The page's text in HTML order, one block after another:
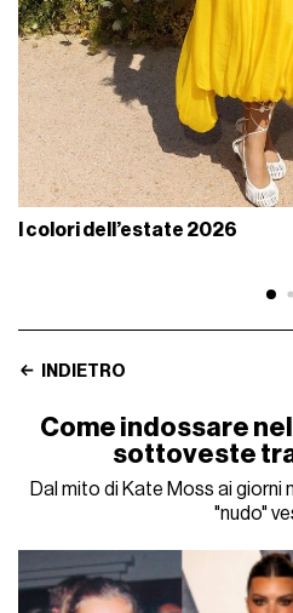
I colori dell’estate 2026
INDIETRO
Come indossare
sottoveste
Dal mito di Kate Moss ai
"nudo"